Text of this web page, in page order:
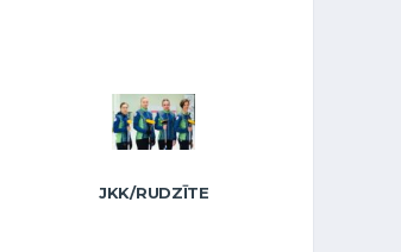
JKK/RUDZĪTE